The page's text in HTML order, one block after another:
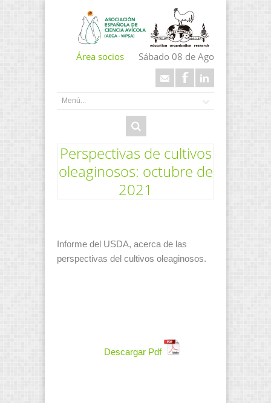
Área socios Sábado 08 de Ago
Perspectivas de cultivos
oleaginosos: octubre de
2021
Informe del USDA, acerca de las
perspectivas del cultivos oleaginosos.
Descargar Pdf